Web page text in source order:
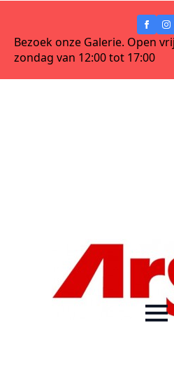
Bezoek onze Galerie. Open
zondag van 12:00 tot 17:00